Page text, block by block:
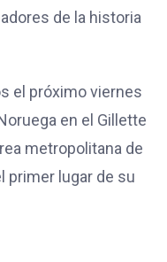
de la historia
el próximo viernes
en el Gillette
metropolitana de
primer lugar de su